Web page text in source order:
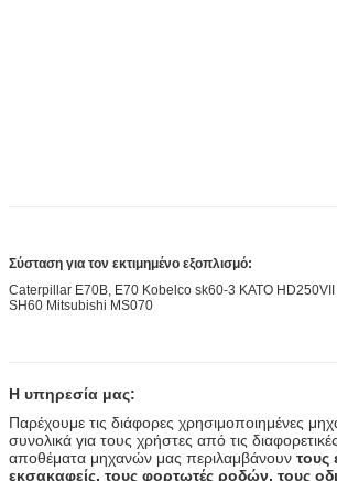
Σύσταση για τον εκτιμημένο εξοπλισμό:
Caterpillar E70B, E70 Kobelco sk60-3 KATO
SH60 Mitsubishi MS070
Η υπηρεσία μας:
Παρέχουμε τις διάφορες χρησιμοποιημένες
συνολικά για τους χρήστες από τις
αποθέματα μηχανών μας περιλαμβάνουν τους
εκσακαφείς, τους φορτωτές ροδών, τους